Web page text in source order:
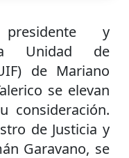
y
Unidad de
de Mariano
se elevan
consideración.
de Justicia y
Garavano, se